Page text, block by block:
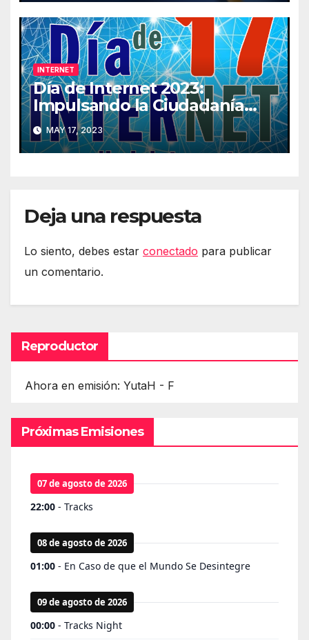
INTERNET
Día de Internet 2023:
Impulsando la Ciudadanía
Digital
MAY 17, 2023
Deja una respuesta
Lo siento, debes estar conectado para publicar
un comentario.
Reproductor
Ahora en emisión: YutaH - F
Próximas Emisiones